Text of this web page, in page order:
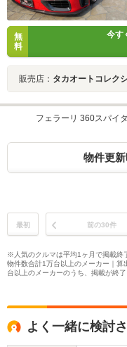
無
料
今す
販売店： タカオートコレク
フェラーリ 360スパイ
物件更
最初 前の30件
※人気のクルマは平均1ヶ月で掲載終
物件数合計1万台以上のメーカー｜
台以上のメーカーのうち、掲載が終
よく一緒に検討